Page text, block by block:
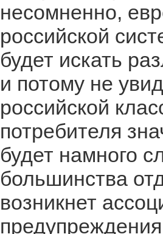
несомненно,
российской
будет искать
и потому не
российской
потребителя
будет намного
большинства
возникнет